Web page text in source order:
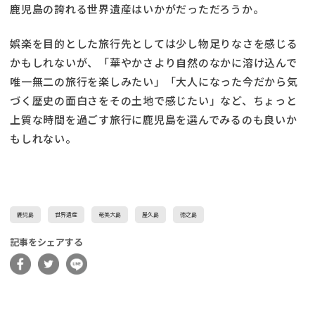
鹿児島の誇れる世界遺産はいかがだっただろうか。
娯楽を目的とした旅行先としては少し物足りなさを感じる
かもしれないが、「華やかさより自然のなかに溶け込んで
唯一無二の旅行を楽しみたい」「大人になった今だから気
づく歴史の面白さをその土地で感じたい」など、ちょっと
上質な時間を過ごす旅行に鹿児島を選んでみるのも良いか
もしれない。
鹿児島 世界遺産 奄美大島 屋久島 徳之島
記事をシェアする